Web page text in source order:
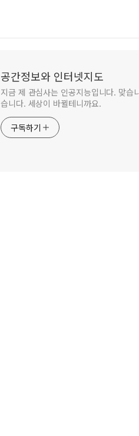
공간정보와 인터넷지도
지금 제 관심사는 인공지능입니다. 맞습
습니다. 세상이 바뀔테니까요.
구독하기